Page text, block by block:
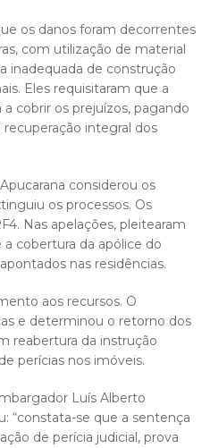
os danos foram decorrentes
com utilização de material
inadequada de construção
Eles requisitaram que a
cobrir os prejuízos, pagando
recuperação integral dos
considerou os
os processos. Os
Nas apelações, pleitearam
cobertura da apólice do
nas residências.
aos recursos. O
e determinou o retorno dos
reabertura da instrução
perícias nos imóveis.
Luís Alberto
“constata-se que a sentença
de perícia judicial, prova